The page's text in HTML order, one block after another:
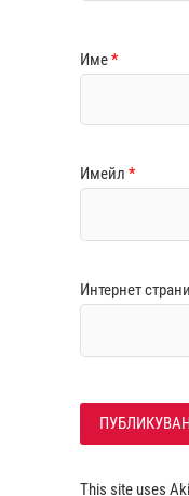
Име*
Имейл *
Интернет
This site uses